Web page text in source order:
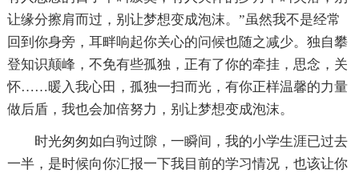
让缘分擦肩而过，别让梦想变成泡沫。”虽然我不是经常
回到你身旁，耳畔响起你关心的问候也随之减少。独自攀
登知识颠峰，不免有些孤独，正有了你的牵挂，思念，关
怀……暖入我心田，孤独一扫而光，有你正样温馨的力量
做后盾，我也会加倍努力，别让梦想变成泡沫。
时光匆匆如白驹过隙，一瞬间，我的小学生涯已过去
一半，是时候向你汇报一下我目前的学习情况，也该让你